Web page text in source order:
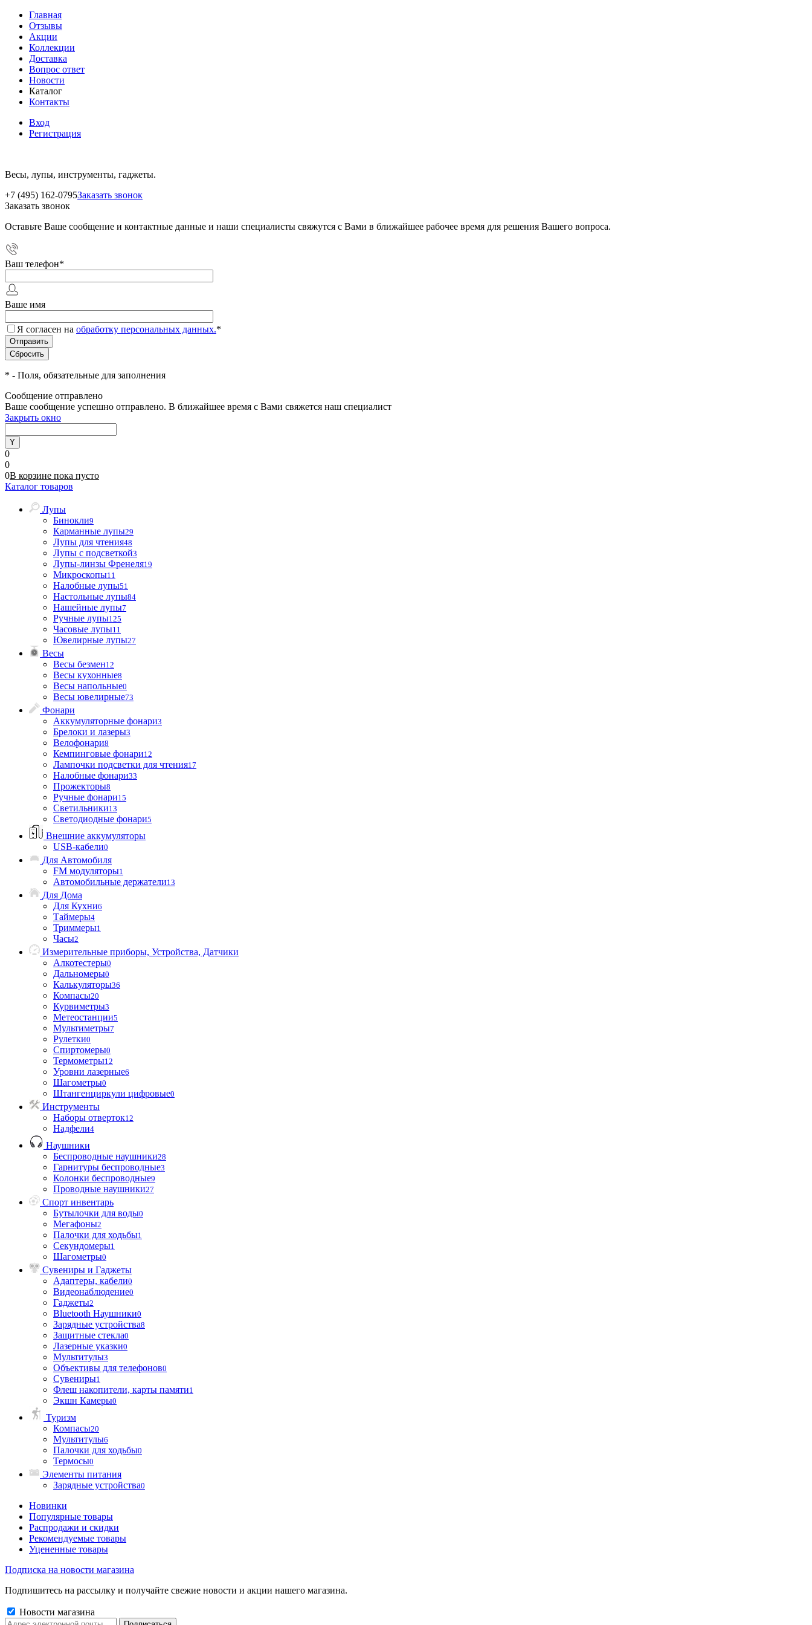
Главная
Отзывы
Акции
Коллекции
Доставка
Вопрос ответ
Новости
Каталог
Контакты
Вход
Регистрация
Весы, лупы, инструменты, гаджеты.
+7 (495) 162-0795Заказать звонок
Заказать звонок
Оставьте Ваше сообщение и контактные данные и наши специалисты свяжутся с Вами в ближайшее рабочее время для решения Вашего вопроса.
Ваш телефон*
Ваше имя
Я согласен на обработку персональных данных.*
* - Поля, обязательные для заполнения
Сообщение отправлено
Ваше сообщение успешно отправлено. В ближайшее время с Вами свяжется наш специалист
Закрыть окно
0
0
0В корзине пока пусто
Каталог товаров
Лупы
Бинокли9
Карманные лупы29
Лупы для чтения48
Лупы с подсветкой3
Лупы-линзы Френеля19
Микроскопы11
Налобные лупы51
Настольные лупы84
Нашейные лупы7
Ручные лупы125
Часовые лупы11
Ювелирные лупы27
Весы
Весы безмен12
Весы кухонные8
Весы напольные0
Весы ювелирные73
Фонари
Аккумуляторные фонари3
Брелоки и лазеры3
Велофонари8
Кемпинговые фонари12
Лампочки подсветки для чтения17
Налобные фонари33
Прожекторы8
Ручные фонари15
Светильники13
Светодиодные фонари5
Внешние аккумуляторы
USB-кабели0
Для Автомобиля
FM модуляторы1
Автомобильные держатели13
Для Дома
Для Кухни6
Таймеры4
Триммеры1
Часы2
Измерительные приборы, Устройства, Датчики
Алкотестеры0
Дальномеры0
Калькуляторы36
Компасы20
Курвиметры3
Метеостанции5
Мультиметры7
Рулетки0
Спиртомеры0
Термометры12
Уровни лазерные6
Шагометры0
Штангенциркули цифровые0
Инструменты
Наборы отверток12
Надфели4
Наушники
Беспроводные наушники28
Гарнитуры беспроводные3
Колонки беспроводные9
Проводные наушники27
Спорт инвентарь
Бутылочки для воды0
Мегафоны2
Палочки для ходьбы1
Секундомеры1
Шагометры0
Сувениры и Гаджеты
Адаптеры, кабели0
Видеонаблюдение0
Гаджеты2
Bluetooth Наушники0
Зарядные устройства8
Защитные стекла0
Лазерные указки0
Мультитулы3
Объективы для телефонов0
Сувениры1
Флеш накопители, карты памяти1
Экшн Камеры0
Туризм
Компасы20
Мультитулы6
Палочки для ходьбы0
Термосы0
Элементы питания
Зарядные устройства0
Новинки
Популярные товары
Распродажи и скидки
Рекомендуемые товары
Уцененные товары
Подписка на новости магазина
Подпишитесь на рассылку и получайте свежие новости и акции нашего магазина.
Новости магазина